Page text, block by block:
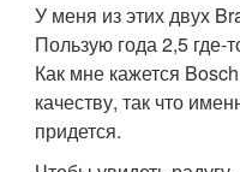
У меня из этих двух
Пользую года 2,5 где-
Как мне кажется
качеству, так что
придется.